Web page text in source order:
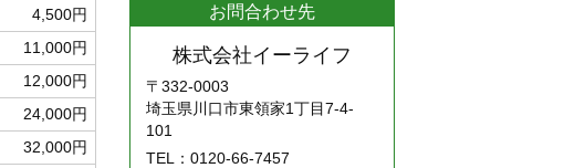
4,500円
11,000円
12,000円
24,000円
32,000円
お問合わせ先
株式会社イーライフ
〒332-0003
埼玉県川口市東領家1丁目7-4-
101
TEL： 0120-66-7457